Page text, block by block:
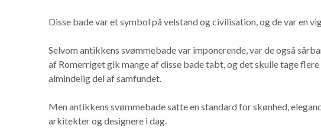
Disse bade var et symbol på velstand og civilisation, og de var en
Selvom antikkens svømmebade var imponerende, var de også
af Romerriget gik mange af disse bade tabt, og det skulle tage
almindelig del af samfundet.
Men antikkens svømmebade satte en standard for skønhed,
arkitekter og designere i dag.